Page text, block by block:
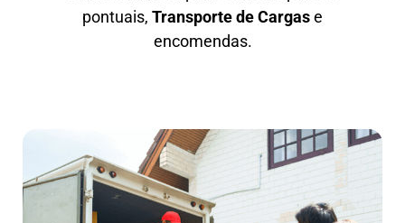
pontuais, Transporte de Cargase
encomendas.